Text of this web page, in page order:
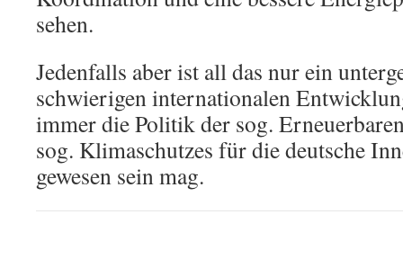
sehen.
Jedenfalls aber ist all das nur ein
schwierigen internationalen
immer die Politik der sog.
sog. Klimaschutzes für die deutsche
gewesen sein mag.